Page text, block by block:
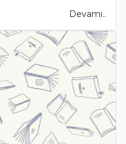
Devamı..